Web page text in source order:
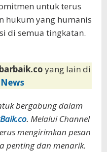
untuk terus
hukum yang humanis
di semua tingkatan.
yang lain di
bergabung dalam
. Melalui Channel
mengirimkan pesan
penting dan menarik.